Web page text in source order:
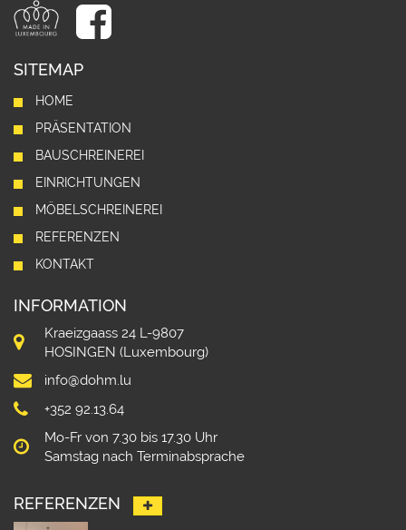
SITEMAP
HOME
PRÄSENTATION
BAUSCHREINEREI
EINRICHTUNGEN
MÖBELSCHREINEREI
REFERENZEN
KONTAKT
INFORMATION
Kraeizgaass 24 L-9807
HOSINGEN (Luxembourg)
info@dohm.lu
+352 92.13.64
Mo-Fr von 7.30 bis 17.30 Uhr
Samstag nach Terminabsprache
REFERENZEN